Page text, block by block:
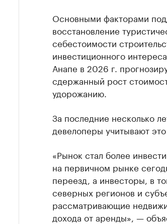
Основными факторами
восстановление
себестоимости
инвестиционного
Анапе в 2026 г.
сдержанный рост
удорожанию.
За последние несколько
девелоперы учитывают
«Рынок стал более
на первичном рынке
переезд, а инвесторы, в
северных регионов и
рассматривающие
дохода от аренды», —